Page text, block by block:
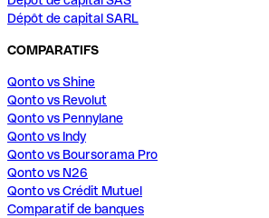
Dépôt de capital SARL
COMPARATIFS
Qonto vs Shine
Qonto vs Revolut
Qonto vs Pennylane
Qonto vs Indy
Qonto vs Boursorama Pro
Qonto vs N26
Qonto vs Crédit Mutuel
Comparatif de banques